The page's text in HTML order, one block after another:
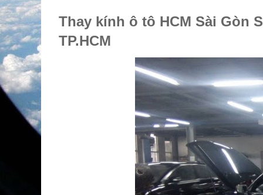
Thay kính ô tô HCM Sài Gòn
TP.HCM